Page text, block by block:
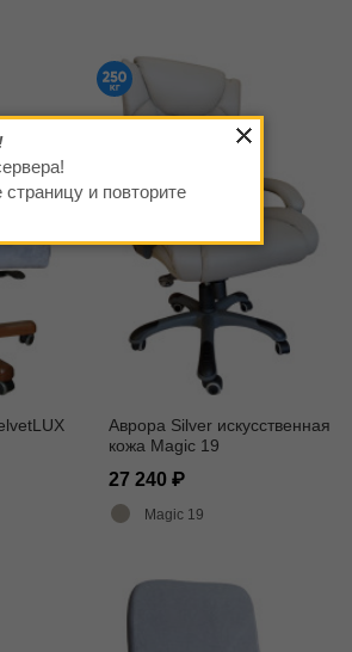
Аврора Silver искусственная
кожа Magic 19
27 240
Magic 19
и повторите